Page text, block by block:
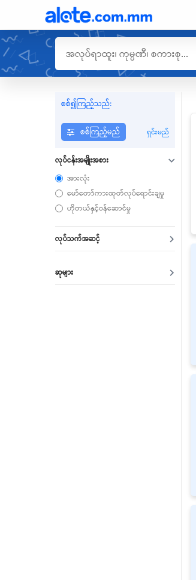
စစ်၍ကြည့်သည်:
စစ်ကြည့်မည် ရှင်းမည်
လုပ်ငန်းအမျိုးအစား
အားလုံး
မော်တော်ကားထုတ်လုပ်ရောင်းချမှု
ဟိုတယ်နှင့်ဝန်ဆောင်မှု
လုပ်သက်အဆင့်
ဆုများ